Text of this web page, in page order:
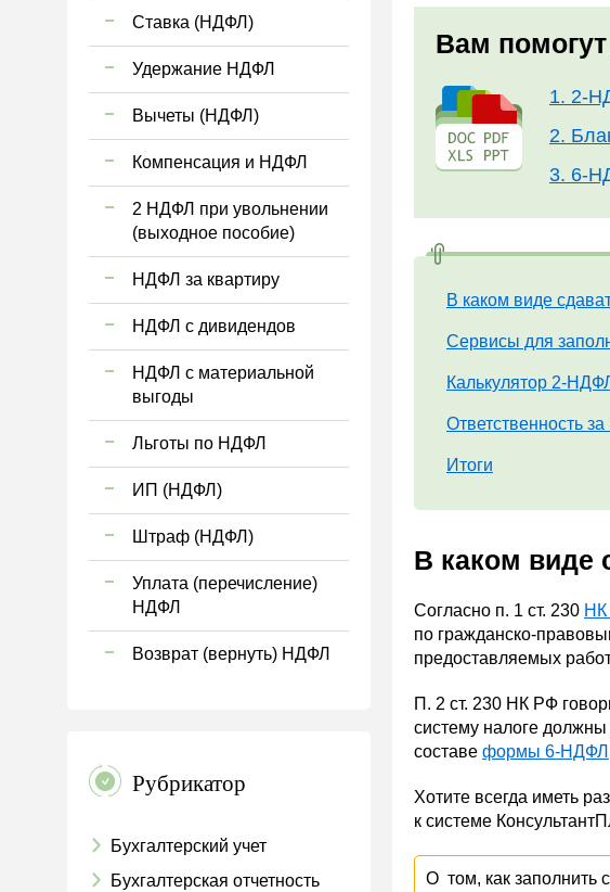
Ставка (НДФЛ)
Удержание НДФЛ
Вычеты (НДФЛ)
Компенсация и НДФЛ
2 НДФЛ при увольнении
(выходное пособие)
НДФЛ за квартиру
НДФЛ с дивидендов
НДФЛ с материальной
выгоды
Льготы по НДФЛ
ИП (НДФЛ)
Штраф (НДФЛ)
Уплата (перечисление)
НДФЛ
Возврат (вернуть) НДФЛ
Рубрикатор
Бухгалтерский учет
Бухгалтерская отчетность
Вам
1. 2-
2.
3. 6-
В каком виде
Сервисы для
Калькулятор 2-
Ответственность
Итоги
В каком виде
Согласно п. 1 ст. 230
по гражданско-
предоставляемых
П. 2 ст. 230 НК РФ
систему налоге
составе формы 6-НДФЛ
Хотите всегда иметь
к системе
О том, как заполнить